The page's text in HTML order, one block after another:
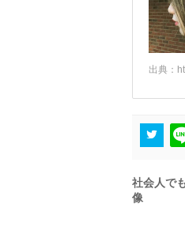
出典：
社会人で
像